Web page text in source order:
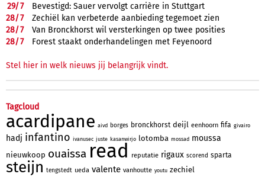
29/7
Bevestigd: Sauer vervolgt carrière in Stuttgart
28/7
Zechiël kan verbeterde aanbieding tegemoet zien
28/7
Van Bronckhorst wil versterkingen op twee posities
28/7 Forest staakt onderhandelingen met Feyenoord
Stel hier in welk nieuws jij belangrijk vindt.
Tagcloud
acardipane aivd borges bronckhorst deijl eenhoorn fifa givairo
hadj infantino ivanusec juste kasanwirjo lotomba mossad moussa
nieuwkoop ouaissa read reputatie rigaux scorend sparta
steijn tengstedt ueda valente vanhoutte youtu zechiel